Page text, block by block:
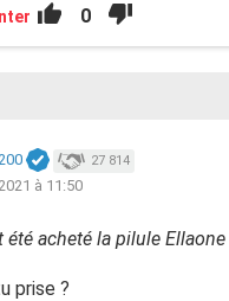
0
27 814
à 11:50
été acheté la pilule
prise ?